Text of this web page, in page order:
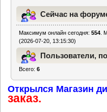
Сейчас на
Максимум онлайн сегодня:554 .
(2026-07-20, 13:15:30)
Пользователи,
Всего:6
Открылся Магазин
заказ.